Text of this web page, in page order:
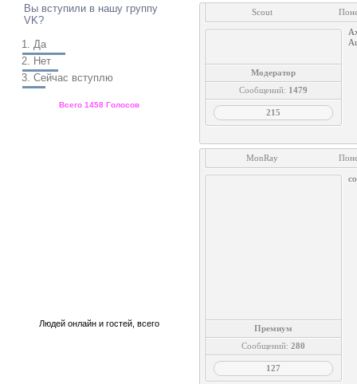
Scout
Модератор
Сообщений: 1479
215
MonRay
Премиум
Сообщений: 280
127
Вы вступили в нашу группу
VK?
1. Да
2. Нет
3.Сейчас вступлю
Всего 1458 Голосов
Людей онлайнигостей, всего